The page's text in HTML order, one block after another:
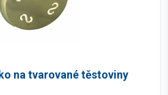
na tvarované těstoviny